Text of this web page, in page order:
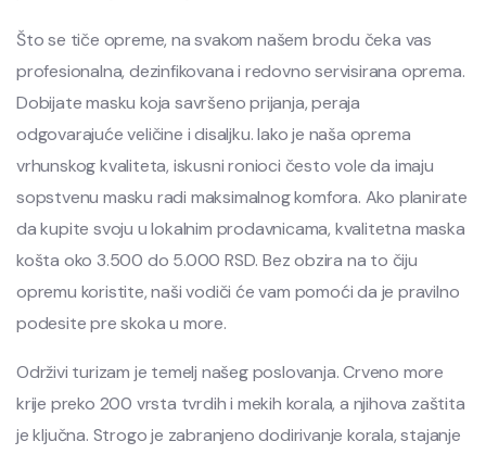
Što se tiče opreme, na svakom našem brodu čeka vas
profesionalna, dezinfikovana i redovno servisirana oprema.
Dobijate masku koja savršeno prijanja, peraja
odgovarajuće veličine i disaljku. Iako je naša oprema
vrhunskog kvaliteta, iskusni ronioci često vole da imaju
sopstvenu masku radi maksimalnog komfora. Ako planirate
da kupite svoju u lokalnim prodavnicama, kvalitetna maska
košta oko 3.500 do 5.000 RSD. Bez obzira na to čiju
opremu koristite, naši vodiči će vam pomoći da je pravilno
podesite pre skoka u more.
Održivi turizam je temelj našeg poslovanja. Crveno more
krije preko 200 vrsta tvrdih i mekih korala, a njihova zaštita
je ključna. Strogo je zabranjeno dodirivanje korala, stajanje